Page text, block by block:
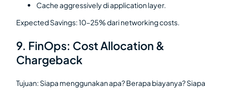
Cache aggressively di application layer.
Expected Savings: 10–25% dari networking costs.
9. FinOps: Cost Allocation &
Chargeback
Tujuan: Siapa menggunakan apa? Berapa biayanya? Siapa